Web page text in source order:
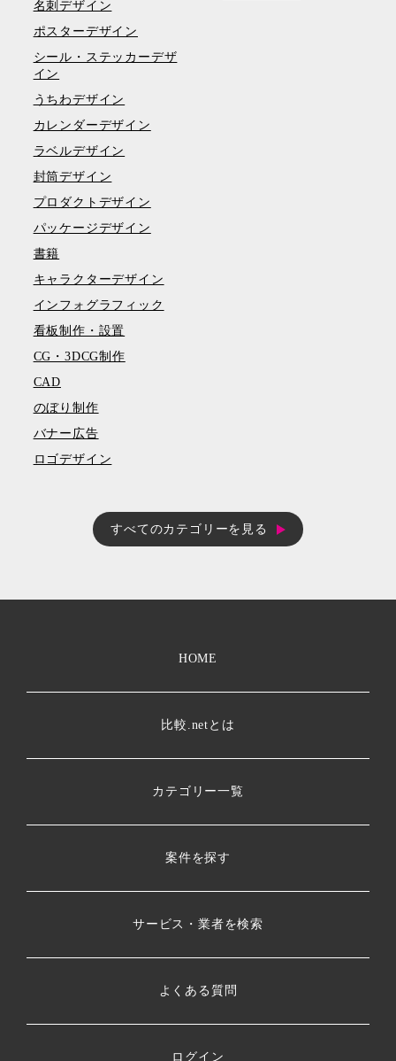
名刺デザイン
ポスターデザイン
シール・ステッカーデザ
イン
うちわデザイン
カレンダーデザイン
ラベルデザイン
封筒デザイン
プロダクトデザイン
パッケージデザイン
書籍
キャラクターデザイン
インフォグラフィック
看板制作・設置
CG・3DCG制作
CAD
のぼり制作
バナー広告
ロゴデザイン
すべてのカテゴリーを見る
HOME
比較.netとは
カテゴリー一覧
案件を探す
サービス・業者を検索
よくある質問
ログイン